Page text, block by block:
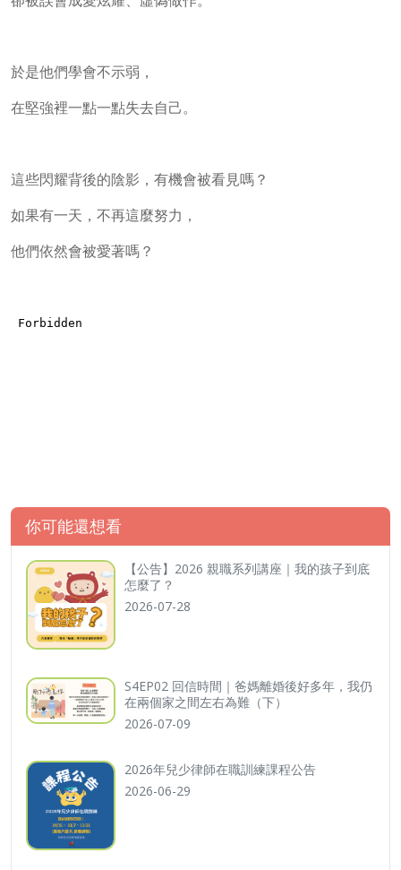
於是他們學會不示弱，
在堅強裡一點一點失去自己。
這些閃耀背後的陰影，有機會被看見嗎？
如果有一天，不再這麼努力，
他們依然會被愛著嗎？
你可能還想看
【公告】2026 親職系列講座｜我的孩子到底
怎麼了？
2026-07-28
S4EP02 回信時間｜爸媽離婚後好多年，我仍
在兩個家之間左右為難（下）
2026-07-09
2026年兒少律師在職訓練課程公告
2026-06-29